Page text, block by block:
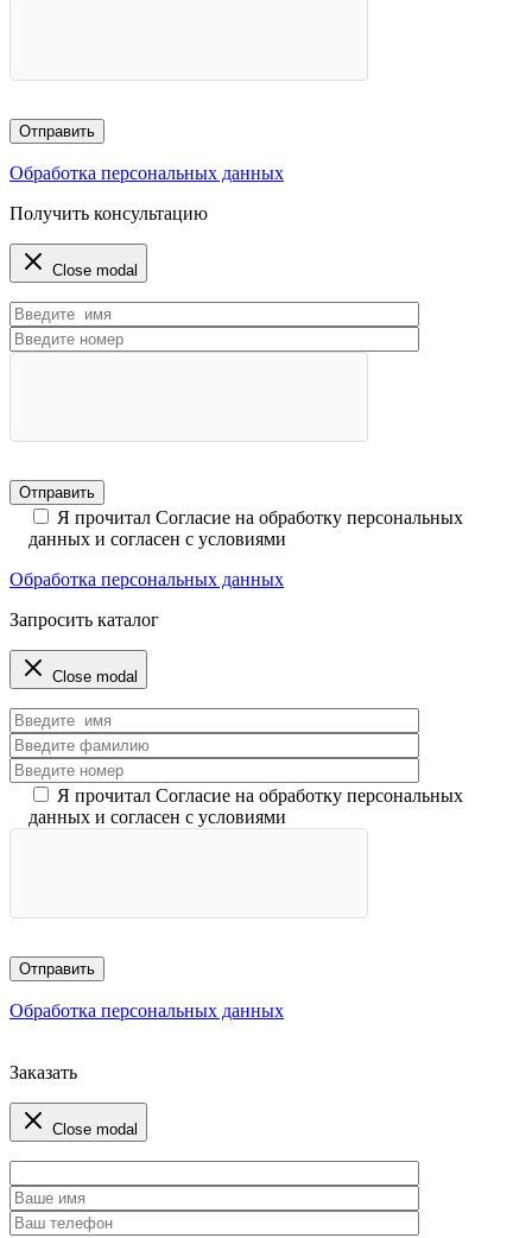
Обработка персональных данных
Получить консультацию
Close modal
Я прочитал Согласие на обработку персональных
данных и согласен с условиями
Обработка персональных данных
Запросить каталог
Close modal
Я прочитал Согласие на обработку персональных
данных и согласен с условиями
Обработка персональных данных
Заказать
Close modal